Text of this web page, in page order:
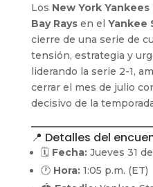
Los New York Yankees
Bay Raysen el Yankee
cierre de una serie de
tensión, estrategia y
liderando la serie 2-1,
cerrar el mes de julio
decisivo de la
📍 Detalles del
🗓️ Fecha:Jueves 31
🕐 Hora:1:05 p.m. (ET)